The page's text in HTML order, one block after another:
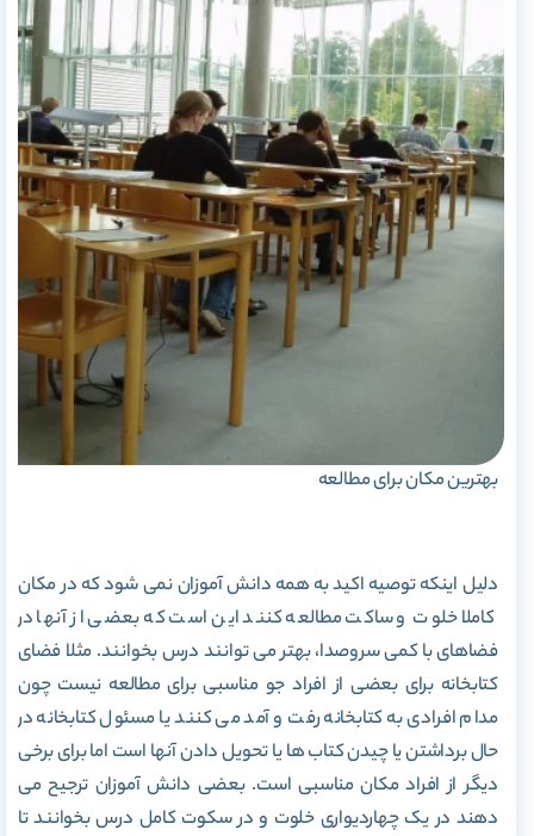
بهترین مکان برای مطالعه
دلیل اینکه توصیه اکید به همه دانش آموزان نمی شود که در مکان
کاملا خلوت و ساکت مطالعه کنند این است که بعضی از آنها در
فضاهای با کمی سروصدا، بهتر می توانند درس بخوانند. مثلا فضای
کتابخانه برای بعضی از افراد جو مناسبی برای مطالعه نیست چون
مدام افرادی به کتابخانه رفت و آمد می کنند یا مسئول کتابخانه در
حال برداشتن یا چیدن کتاب ها یا تحویل دادن آنها است اما برای برخی
دیگر از افراد مکان مناسبی است. بعضی دانش آموزان ترجیح می
دهند در یک چهاردیواری خلوت و در سکوت کامل درس بخوانند تا